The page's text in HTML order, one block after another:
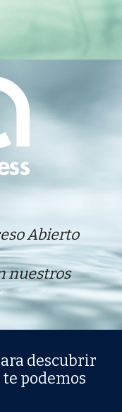
Abierto
nuestros
descubrir
podemos